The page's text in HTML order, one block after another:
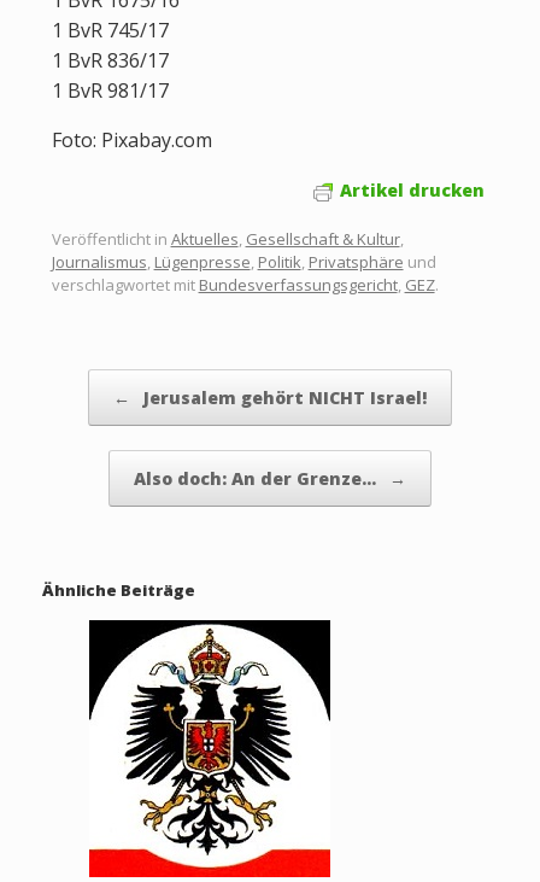
1 BvR 745/17
1 BvR 836/17
1 BvR 981/17
Foto: Pixabay.com
Artikel drucken
Veröffentlicht in Aktuelles, Gesellschaft & Kultur,
Journalismus, Lügenpresse, Politik, Privatsphäre und
verschlagwortet mit Bundesverfassungsgericht, GEZ.
← Jerusalem gehört NICHT Israel!
Also doch: An der Grenze… →
Ähnliche Beiträge